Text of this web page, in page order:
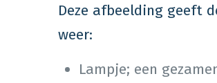
Deze afbeelding geeft
weer:
Lampje; een